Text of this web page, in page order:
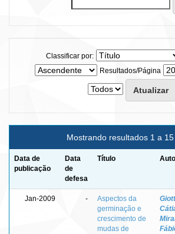
Classificar por:
Resultados/Página
Mostrando resultados 1 a
Data de
publicação
Data
de
defesa
Título
Jan-2009 -
Aspectos da
germinação e
crescimento de
mudas de